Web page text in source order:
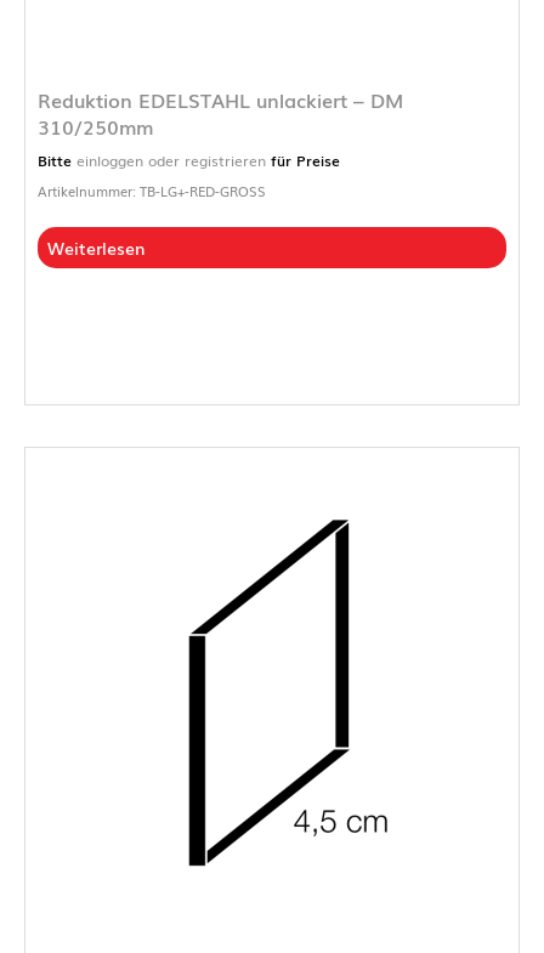
Reduktion EDELSTAHL unlackiert – DM
310/250mm
Bitte einloggen oder registrieren für Preise
Artikelnummer: TB-LG+-RED-GROSS
Weiterlesen